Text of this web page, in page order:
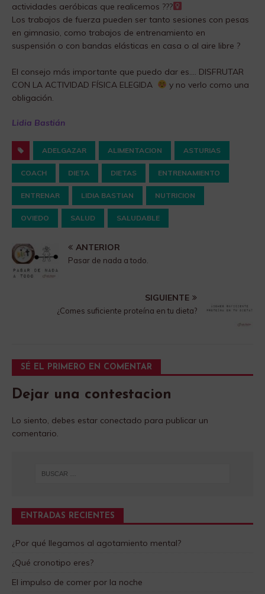
actividades aeróbicas que realicemos ???‍
Los trabajos de fuerza pueden ser tanto sesiones con pesas
en gimnasio, como trabajos de entrenamiento en
suspensión o con bandas elásticas en casa o al aire libre ?️
El consejo más importante que puedo dar es…. DISFRUTAR
CON LA ACTIVIDAD FÍSICA ELEGIDA
y no verlo como una
obligación.
Lidia Bastián
ADELGAZAR ALIMENTACION ASTURIAS
COACH DIETA DIETAS ENTRENAMIENTO
ENTRENAR LIDIA BASTIAN NUTRICION
OVIEDO SALUD SALUDABLE
ANTERIOR
Pasar de nada a todo.
SIGUIENTE
¿Comes suficiente proteína en tu dieta?
SÉ EL PRIMERO EN COMENTAR
Dejar una contestacion
Lo siento, debes estar conectado para publicar un
comentario.
ENTRADAS RECIENTES
¿Por qué llegamos al agotamiento mental?
¿Qué cronotipo eres?
El impulso de comer por la noche